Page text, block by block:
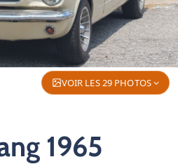
VOIR LES 29 PHOTOS
1965